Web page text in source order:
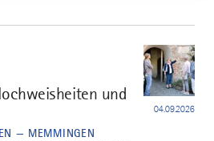
und
— MEMMINGEN
04.09.2026